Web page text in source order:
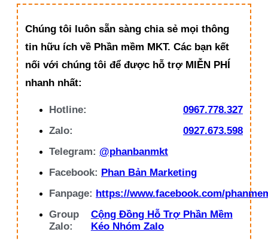
Chúng tôi luôn sẵn sàng chia sẻ mọi thông
tin hữu ích về Phần mềm MKT. Các bạn kết
nối với chúng tôi để được hỗ trợ MIỄN PHÍ
nhanh nhất:
Hotline:
0967.778.327
Zalo:
0927.673.598
Telegram: @phanbanmkt
Facebook: Phan Bản Marketing
Fanpage: https://www.facebook.com/
Group
Zalo:
Cộng Đồng Hỗ Trợ Phần Mềm
Kéo Nhóm Zalo